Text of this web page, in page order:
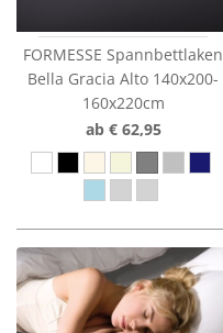
FORMESSE Spannbettlaken
Bella Gracia Alto 140x200-
160x220cm
ab € 62,95